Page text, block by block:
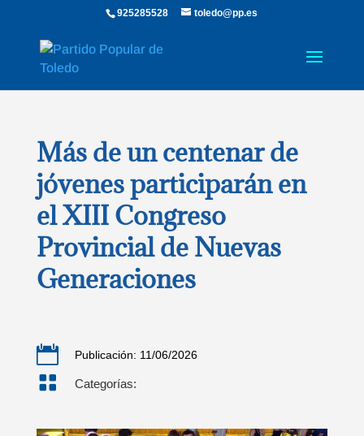
925285528 toledo@pp.es
Más de un centenar de
jóvenes participarán en
el XIII Congreso
Provincial de Nuevas
Generaciones
 Publicación: 11/06/2026
 Categorías: